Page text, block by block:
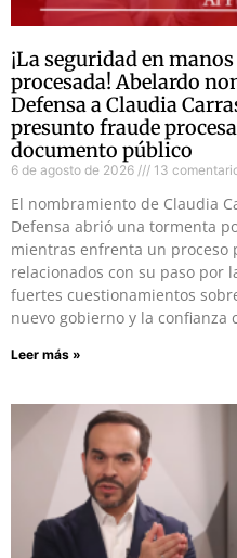
¡La seguridad en
procesada! Abelardo
Defensa a Claudia
presunto fraude
documento público
6 de agosto de 2026 13
El nombramiento de Claudia
Defensa abrió una tormenta
mientras enfrenta un proceso
relacionados con su paso por
fuertes cuestionamientos
nuevo gobierno y la confianza
Leer más »